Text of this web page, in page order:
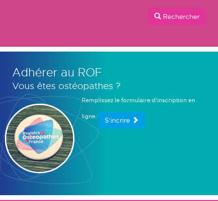
Rechercher
Adhérer au ROF
Vous êtes ostéopathes ?
Remplissez le formulaire d'inscription en
ligne. S'incrire